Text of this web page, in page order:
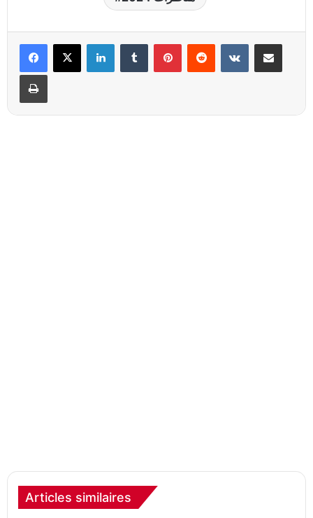
LinkedinTumblr PinterestReddit VKontaktePartager par email
Imprimer
Articles similaires